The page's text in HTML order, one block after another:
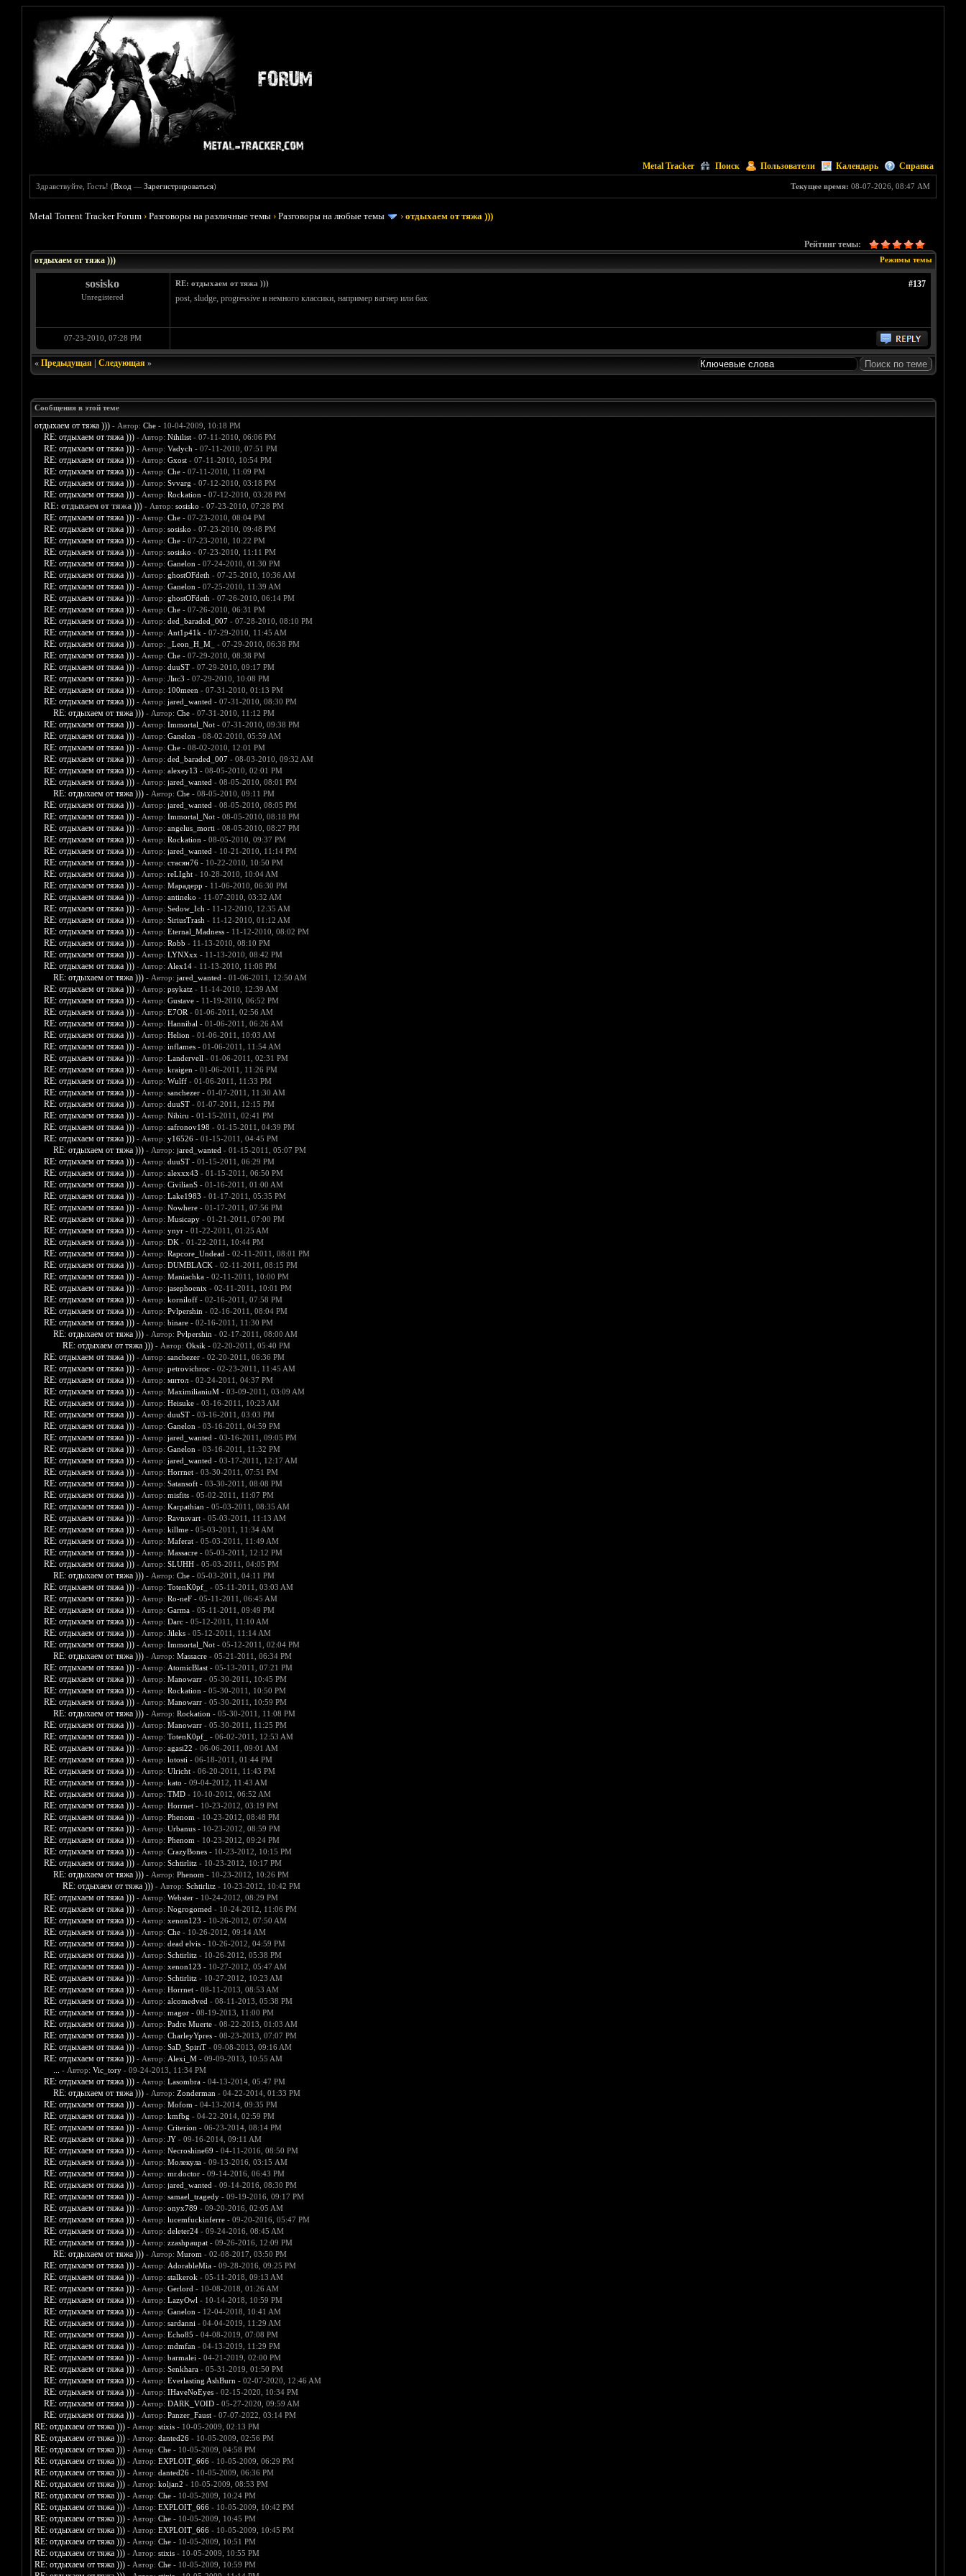
Metal Tracker Поиск Пользователи Календарь Справка
Текущее время: 08-07-2026, 08:47 AM
Здравствуйте, Гость! (Вход —Зарегистрироваться)
Metal Torrent Tracker Forum ›Разговоры на различные темы ›Разговоры на любые темы ›отдыхаем от тяжа )))
Рейтинг темы:
Режимы темы
отдыхаем от тяжа )))
sosisko
Unregistered
#137
RE: отдыхаем от тяжа )))
post, sludge, progressive и немного классики, например вагнер или бах
07-23-2010, 07:28 PM
« Предыдущая| Следующая»
Сообщения в этой теме
отдыхаем от тяжа ))) - Автор: Che- 10-04-2009, 10:18 PM
RE: отдыхаем от тяжа ))) - Автор: Nihilist- 07-11-2010, 06:06 PM
RE: отдыхаем от тяжа ))) - Автор: Vadych - 07-11-2010, 07:51 PM
RE: отдыхаем от тяжа ))) - Автор: Gxost- 07-11-2010, 10:54 PM
RE: отдыхаем от тяжа ))) - Автор: Che- 07-11-2010, 11:09 PM
RE: отдыхаем от тяжа ))) - Автор: Svvarg - 07-12-2010, 03:18 PM
RE: отдыхаем от тяжа ))) - Автор: Rockation - 07-12-2010, 03:28 PM
RE: отдыхаем от тяжа ))) - Автор: sosisko - 07-23-2010, 07:28 PM
RE: отдыхаем от тяжа ))) - Автор: Che- 07-23-2010, 08:04 PM
RE: отдыхаем от тяжа ))) - Автор: sosisko - 07-23-2010, 09:48 PM
RE: отдыхаем от тяжа ))) - Автор: Che- 07-23-2010, 10:22 PM
RE: отдыхаем от тяжа ))) - Автор: sosisko - 07-23-2010, 11:11 PM
RE: отдыхаем от тяжа ))) - Автор: Ganelon - 07-24-2010, 01:30 PM
RE: отдыхаем от тяжа ))) - Автор: ghostOFdeth - 07-25-2010, 10:36 AM
RE: отдыхаем от тяжа ))) - Автор: Ganelon - 07-25-2010, 11:39 AM
RE: отдыхаем от тяжа ))) - Автор: ghostOFdeth - 07-26-2010, 06:14 PM
RE: отдыхаем от тяжа ))) - Автор: Che- 07-26-2010, 06:31 PM
RE: отдыхаем от тяжа ))) - Автор: ded_baraded_007- 07-28-2010, 08:10 PM
RE: отдыхаем от тяжа ))) - Автор: Ant1p41k - 07-29-2010, 11:45 AM
RE: отдыхаем от тяжа ))) - Автор: _Leon_H_M_ - 07-29-2010, 06:38 PM
RE: отдыхаем от тяжа ))) - Автор: Che- 07-29-2010, 08:38 PM
RE: отдыхаем от тяжа ))) - Автор: duuST- 07-29-2010, 09:17 PM
RE: отдыхаем от тяжа ))) - Автор: Лис3 - 07-29-2010, 10:08 PM
RE: отдыхаем от тяжа ))) - Автор: 100meen - 07-31-2010, 01:13 PM
RE: отдыхаем от тяжа ))) - Автор: jared_wanted - 07-31-2010, 08:30 PM
RE: отдыхаем от тяжа ))) - Автор: Che- 07-31-2010, 11:12 PM
RE: отдыхаем от тяжа ))) - Автор: Immortal_Not- 07-31-2010, 09:38 PM
RE: отдыхаем от тяжа ))) - Автор: Ganelon - 08-02-2010, 05:59 AM
RE: отдыхаем от тяжа ))) - Автор: Che- 08-02-2010, 12:01 PM
RE: отдыхаем от тяжа ))) - Автор: ded_baraded_007- 08-03-2010, 09:32 AM
RE: отдыхаем от тяжа ))) - Автор: alexey13 - 08-05-2010, 02:01 PM
RE: отдыхаем от тяжа ))) - Автор: jared_wanted - 08-05-2010, 08:01 PM
RE: отдыхаем от тяжа ))) - Автор: Che- 08-05-2010, 09:11 PM
RE: отдыхаем от тяжа ))) - Автор: jared_wanted - 08-05-2010, 08:05 PM
RE: отдыхаем от тяжа ))) - Автор: Immortal_Not- 08-05-2010, 08:18 PM
RE: отдыхаем от тяжа ))) - Автор: angelus_morti - 08-05-2010, 08:27 PM
RE: отдыхаем от тяжа ))) - Автор: Rockation - 08-05-2010, 09:37 PM
RE: отдыхаем от тяжа ))) - Автор: jared_wanted - 10-21-2010, 11:14 PM
RE: отдыхаем от тяжа ))) - Автор: стасян76- 10-22-2010, 10:50 PM
RE: отдыхаем от тяжа ))) - Автор: reLIght- 10-28-2010, 10:04 AM
RE: отдыхаем от тяжа ))) - Автор: Марадерр - 11-06-2010, 06:30 PM
RE: отдыхаем от тяжа ))) - Автор: antineko - 11-07-2010, 03:32 AM
RE: отдыхаем от тяжа ))) - Автор: Sedow_Ich - 11-12-2010, 12:35 AM
RE: отдыхаем от тяжа ))) - Автор: SiriusTrash - 11-12-2010, 01:12 AM
RE: отдыхаем от тяжа ))) - Автор: Eternal_Madness- 11-12-2010, 08:02 PM
RE: отдыхаем от тяжа ))) - Автор: Robb - 11-13-2010, 08:10 PM
RE: отдыхаем от тяжа ))) - Автор: LYNXxx - 11-13-2010, 08:42 PM
RE: отдыхаем от тяжа ))) - Автор: Alex14- 11-13-2010, 11:08 PM
RE: отдыхаем от тяжа ))) - Автор: jared_wanted - 01-06-2011, 12:50 AM
RE: отдыхаем от тяжа ))) - Автор: psykatz- 11-14-2010, 12:39 AM
RE: отдыхаем от тяжа ))) - Автор: Gustave- 11-19-2010, 06:52 PM
RE: отдыхаем от тяжа ))) - Автор: E7OR - 01-06-2011, 02:56 AM
RE: отдыхаем от тяжа ))) - Автор: Hannibal - 01-06-2011, 06:26 AM
RE: отдыхаем от тяжа ))) - Автор: Helion - 01-06-2011, 10:03 AM
RE: отдыхаем от тяжа ))) - Автор: inflames- 01-06-2011, 11:54 AM
RE: отдыхаем от тяжа ))) - Автор: Landervell - 01-06-2011, 02:31 PM
RE: отдыхаем от тяжа ))) - Автор: kraigen - 01-06-2011, 11:26 PM
RE: отдыхаем от тяжа ))) - Автор: Wulff- 01-06-2011, 11:33 PM
RE: отдыхаем от тяжа ))) - Автор: sanchezer- 01-07-2011, 11:30 AM
RE: отдыхаем от тяжа ))) - Автор: duuST- 01-07-2011, 12:15 PM
RE: отдыхаем от тяжа ))) - Автор: Nibiru - 01-15-2011, 02:41 PM
RE: отдыхаем от тяжа ))) - Автор: safronov198 - 01-15-2011, 04:39 PM
RE: отдыхаем от тяжа ))) - Автор: y16526- 01-15-2011, 04:45 PM
RE: отдыхаем от тяжа ))) - Автор: jared_wanted - 01-15-2011, 05:07 PM
RE: отдыхаем от тяжа ))) - Автор: duuST- 01-15-2011, 06:29 PM
RE: отдыхаем от тяжа ))) - Автор: alexxx43 - 01-15-2011, 06:50 PM
RE: отдыхаем от тяжа ))) - Автор: CivilianS- 01-16-2011, 01:00 AM
RE: отдыхаем от тяжа ))) - Автор: Lake1983 - 01-17-2011, 05:35 PM
RE: отдыхаем от тяжа ))) - Автор: Nowhere- 01-17-2011, 07:56 PM
RE: отдыхаем от тяжа ))) - Автор: Musicapy- 01-21-2011, 07:00 PM
RE: отдыхаем от тяжа ))) - Автор: ynyr- 01-22-2011, 01:25 AM
RE: отдыхаем от тяжа ))) - Автор: DK- 01-22-2011, 10:44 PM
RE: отдыхаем от тяжа ))) - Автор: Rapcore_Undead - 02-11-2011, 08:01 PM
RE: отдыхаем от тяжа ))) - Автор: DUMBLACK- 02-11-2011, 08:15 PM
RE: отдыхаем от тяжа ))) - Автор: Maniachka- 02-11-2011, 10:00 PM
RE: отдыхаем от тяжа ))) - Автор: jasephoenix - 02-11-2011, 10:01 PM
RE: отдыхаем от тяжа ))) - Автор: korniloff- 02-16-2011, 07:58 PM
RE: отдыхаем от тяжа ))) - Автор: Pvlpershin - 02-16-2011, 08:04 PM
RE: отдыхаем от тяжа ))) - Автор: binare- 02-16-2011, 11:30 PM
RE: отдыхаем от тяжа ))) - Автор: Pvlpershin - 02-17-2011, 08:00 AM
RE: отдыхаем от тяжа ))) - Автор: Oksik - 02-20-2011, 05:40 PM
RE: отдыхаем от тяжа ))) - Автор: sanchezer- 02-20-2011, 06:36 PM
RE: отдыхаем от тяжа ))) - Автор: petrovichroc- 02-23-2011, 11:45 AM
RE: отдыхаем от тяжа ))) - Автор: митол- 02-24-2011, 04:37 PM
RE: отдыхаем от тяжа ))) - Автор: MaximilianiuM- 03-09-2011, 03:09 AM
RE: отдыхаем от тяжа ))) - Автор: Heisuke- 03-16-2011, 10:23 AM
RE: отдыхаем от тяжа ))) - Автор: duuST- 03-16-2011, 03:03 PM
RE: отдыхаем от тяжа ))) - Автор: Ganelon - 03-16-2011, 04:59 PM
RE: отдыхаем от тяжа ))) - Автор: jared_wanted - 03-16-2011, 09:05 PM
RE: отдыхаем от тяжа ))) - Автор: Ganelon - 03-16-2011, 11:32 PM
RE: отдыхаем от тяжа ))) - Автор: jared_wanted - 03-17-2011, 12:17 AM
RE: отдыхаем от тяжа ))) - Автор: Horrnet- 03-30-2011, 07:51 PM
RE: отдыхаем от тяжа ))) - Автор: Satansoft- 03-30-2011, 08:08 PM
RE: отдыхаем от тяжа ))) - Автор: misfits- 05-02-2011, 11:07 PM
RE: отдыхаем от тяжа ))) - Автор: Karpathian - 05-03-2011, 08:35 AM
RE: отдыхаем от тяжа ))) - Автор: Ravnsvart- 05-03-2011, 11:13 AM
RE: отдыхаем от тяжа ))) - Автор: killme- 05-03-2011, 11:34 AM
RE: отдыхаем от тяжа ))) - Автор: Maferat- 05-03-2011, 11:49 AM
RE: отдыхаем от тяжа ))) - Автор: Massacre- 05-03-2011, 12:12 PM
RE: отдыхаем от тяжа ))) - Автор: SLUHH- 05-03-2011, 04:05 PM
RE: отдыхаем от тяжа ))) - Автор: Che- 05-03-2011, 04:11 PM
RE: отдыхаем от тяжа ))) - Автор: TotenK0pf_ - 05-11-2011, 03:03 AM
RE: отдыхаем от тяжа ))) - Автор: Ro-neF- 05-11-2011, 06:45 AM
RE: отдыхаем от тяжа ))) - Автор: Garma- 05-11-2011, 09:49 PM
RE: отдыхаем от тяжа ))) - Автор: Darc- 05-12-2011, 11:10 AM
RE: отдыхаем от тяжа ))) - Автор: Jileks- 05-12-2011, 11:14 AM
RE: отдыхаем от тяжа ))) - Автор: Immortal_Not- 05-12-2011, 02:04 PM
RE: отдыхаем от тяжа ))) - Автор: Massacre- 05-21-2011, 06:34 PM
RE: отдыхаем от тяжа ))) - Автор: AtomicBlast- 05-13-2011, 07:21 PM
RE: отдыхаем от тяжа ))) - Автор: Manowarr- 05-30-2011, 10:45 PM
RE: отдыхаем от тяжа ))) - Автор: Rockation - 05-30-2011, 10:50 PM
RE: отдыхаем от тяжа ))) - Автор: Manowarr- 05-30-2011, 10:59 PM
RE: отдыхаем от тяжа ))) - Автор: Rockation - 05-30-2011, 11:08 PM
RE: отдыхаем от тяжа ))) - Автор: Manowarr- 05-30-2011, 11:25 PM
RE: отдыхаем от тяжа ))) - Автор: TotenK0pf_ - 06-02-2011, 12:53 AM
RE: отдыхаем от тяжа ))) - Автор: agasi22 - 06-06-2011, 09:01 AM
RE: отдыхаем от тяжа ))) - Автор: lotosti - 06-18-2011, 01:44 PM
RE: отдыхаем от тяжа ))) - Автор: Ulricht- 06-20-2011, 11:43 PM
RE: отдыхаем от тяжа ))) - Автор: kato - 09-04-2012, 11:43 AM
RE: отдыхаем от тяжа ))) - Автор: TMD- 10-10-2012, 06:52 AM
RE: отдыхаем от тяжа ))) - Автор: Horrnet- 10-23-2012, 03:19 PM
RE: отдыхаем от тяжа ))) - Автор: Phenom - 10-23-2012, 08:48 PM
RE: отдыхаем от тяжа ))) - Автор: Urbanus- 10-23-2012, 08:59 PM
RE: отдыхаем от тяжа ))) - Автор: Phenom - 10-23-2012, 09:24 PM
RE: отдыхаем от тяжа ))) - Автор: CrazyBones- 10-23-2012, 10:15 PM
RE: отдыхаем от тяжа ))) - Автор: Schtirlitz- 10-23-2012, 10:17 PM
RE: отдыхаем от тяжа ))) - Автор: Phenom - 10-23-2012, 10:26 PM
RE: отдыхаем от тяжа ))) - Автор: Schtirlitz- 10-23-2012, 10:42 PM
RE: отдыхаем от тяжа ))) - Автор: Webster- 10-24-2012, 08:29 PM
RE: отдыхаем от тяжа ))) - Автор: Nogrogomed - 10-24-2012, 11:06 PM
RE: отдыхаем от тяжа ))) - Автор: xenon123 - 10-26-2012, 07:50 AM
RE: отдыхаем от тяжа ))) - Автор: Che- 10-26-2012, 09:14 AM
RE: отдыхаем от тяжа ))) - Автор: dead elvis- 10-26-2012, 04:59 PM
RE: отдыхаем от тяжа ))) - Автор: Schtirlitz- 10-26-2012, 05:38 PM
RE: отдыхаем от тяжа ))) - Автор: xenon123 - 10-27-2012, 05:47 AM
RE: отдыхаем от тяжа ))) - Автор: Schtirlitz- 10-27-2012, 10:23 AM
RE: отдыхаем от тяжа ))) - Автор: Horrnet- 08-11-2013, 08:53 AM
RE: отдыхаем от тяжа ))) - Автор: alcomedved - 08-11-2013, 05:38 PM
RE: отдыхаем от тяжа ))) - Автор: magor- 08-19-2013, 11:00 PM
RE: отдыхаем от тяжа ))) - Автор: Padre Muerte- 08-22-2013, 01:03 AM
RE: отдыхаем от тяжа ))) - Автор: CharleyYpres- 08-23-2013, 07:07 PM
RE: отдыхаем от тяжа ))) - Автор: SaD_SpiriT- 09-08-2013, 09:16 AM
RE: отдыхаем от тяжа ))) - Автор: Alexi_M- 09-09-2013, 10:55 AM
... - Автор: Vic_tory- 09-24-2013, 11:34 PM
RE: отдыхаем от тяжа ))) - Автор: Lasombra- 04-13-2014, 05:47 PM
RE: отдыхаем от тяжа ))) - Автор: Zonderman - 04-22-2014, 01:33 PM
RE: отдыхаем от тяжа ))) - Автор: Mofom - 04-13-2014, 09:35 PM
RE: отдыхаем от тяжа ))) - Автор: kmfbg - 04-22-2014, 02:59 PM
RE: отдыхаем от тяжа ))) - Автор: Criterion - 06-23-2014, 08:14 PM
RE: отдыхаем от тяжа ))) - Автор: JY- 09-16-2014, 09:11 AM
RE: отдыхаем от тяжа ))) - Автор: Necroshine69 - 04-11-2016, 08:50 PM
RE: отдыхаем от тяжа ))) - Автор: Молекула- 09-13-2016, 03:15 AM
RE: отдыхаем от тяжа ))) - Автор: mr.doctor- 09-14-2016, 06:43 PM
RE: отдыхаем от тяжа ))) - Автор: jared_wanted - 09-14-2016, 08:30 PM
RE: отдыхаем от тяжа ))) - Автор: samael_tragedy- 09-19-2016, 09:17 PM
RE: отдыхаем от тяжа ))) - Автор: onyx789 - 09-20-2016, 02:05 AM
RE: отдыхаем от тяжа ))) - Автор: lucemfuckinferre- 09-20-2016, 05:47 PM
RE: отдыхаем от тяжа ))) - Автор: deleter24- 09-24-2016, 08:45 AM
RE: отдыхаем от тяжа ))) - Автор: zzashpaupat- 09-26-2016, 12:09 PM
RE: отдыхаем от тяжа ))) - Автор: Murom - 02-08-2017, 03:50 PM
RE: отдыхаем от тяжа ))) - Автор: AdorableMia- 09-28-2016, 09:25 PM
RE: отдыхаем от тяжа ))) - Автор: stalkerok - 05-11-2018, 09:13 AM
RE: отдыхаем от тяжа ))) - Автор: Gerlord - 10-08-2018, 01:26 AM
RE: отдыхаем от тяжа ))) - Автор: LazyOwl - 10-14-2018, 10:59 PM
RE: отдыхаем от тяжа ))) - Автор: Ganelon - 12-04-2018, 10:41 AM
RE: отдыхаем от тяжа ))) - Автор: sardanni - 04-04-2019, 11:29 AM
RE: отдыхаем от тяжа ))) - Автор: Echo85 - 04-08-2019, 07:08 PM
RE: отдыхаем от тяжа ))) - Автор: mdmfan - 04-13-2019, 11:29 PM
RE: отдыхаем от тяжа ))) - Автор: barmalei - 04-21-2019, 02:00 PM
RE: отдыхаем от тяжа ))) - Автор: Senkhara- 05-31-2019, 01:50 PM
RE: отдыхаем от тяжа ))) - Автор: Everlasting AshBurn - 02-07-2020, 12:46 AM
RE: отдыхаем от тяжа ))) - Автор: IHaveNoEyes- 02-15-2020, 10:34 PM
RE: отдыхаем от тяжа ))) - Автор: DARK_VOID- 05-27-2020, 09:59 AM
RE: отдыхаем от тяжа ))) - Автор: Panzer_Faust- 07-07-2022, 03:14 PM
RE: отдыхаем от тяжа ))) - Автор: stixis- 10-05-2009, 02:13 PM
RE: отдыхаем от тяжа ))) - Автор: danted26- 10-05-2009, 02:56 PM
RE: отдыхаем от тяжа ))) - Автор: Che- 10-05-2009, 04:58 PM
RE: отдыхаем от тяжа ))) - Автор: EXPLOIT_666- 10-05-2009, 06:29 PM
RE: отдыхаем от тяжа ))) - Автор: danted26- 10-05-2009, 06:36 PM
RE: отдыхаем от тяжа ))) - Автор: koljan2 - 10-05-2009, 08:53 PM
RE: отдыхаем от тяжа ))) - Автор: Che- 10-05-2009, 10:24 PM
RE: отдыхаем от тяжа ))) - Автор: EXPLOIT_666- 10-05-2009, 10:42 PM
RE: отдыхаем от тяжа ))) - Автор: Che- 10-05-2009, 10:45 PM
RE: отдыхаем от тяжа ))) - Автор: EXPLOIT_666- 10-05-2009, 10:45 PM
RE: отдыхаем от тяжа ))) - Автор: Che- 10-05-2009, 10:51 PM
RE: отдыхаем от тяжа ))) - Автор: stixis- 10-05-2009, 10:55 PM
RE: отдыхаем от тяжа ))) - Автор: Che- 10-05-2009, 10:59 PM